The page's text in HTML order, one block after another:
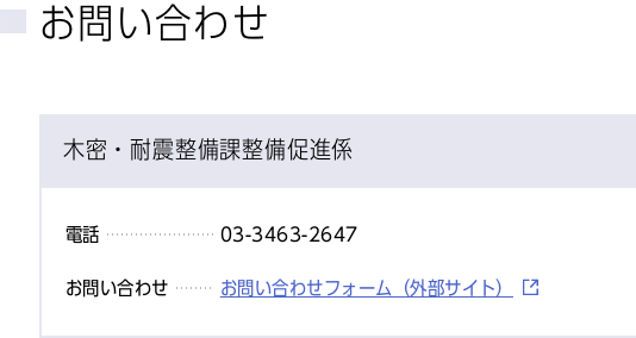
お問い合わせ
木密・耐震整備課整備促進係
電話 03-3463-2647
お問い合わせ お問い合わせフォーム（外部サイト）